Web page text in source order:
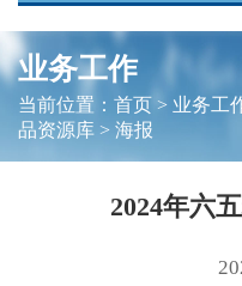
业务工作
当前位置： 首页> 业务工
品资源库> 海报
2024年六